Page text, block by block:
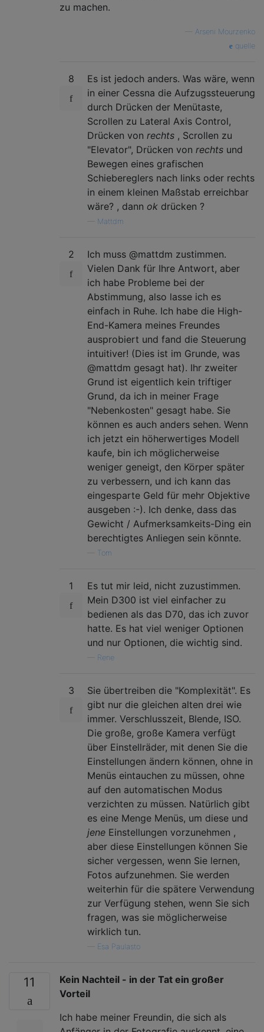
zu machen.
Arseni Mourzenko
quelle
8
Es ist jedoch anders. Was wäre, wenn
in einer Cessna die Aufzugssteuerung
durch Drücken der Menütaste,
Scrollen zu Lateral Axis Control,
Drücken von rechts , Scrollen zu
"Elevator", Drücken von rechts und
Bewegen eines grafischen
Schiebereglers nach links oder rechts
in einem kleinen Maßstab erreichbar
wäre? , dann ok drücken ?
Mattdm
2
Ich muss @mattdm zustimmen.
Vielen Dank für Ihre Antwort, aber
ich habe Probleme bei der
Abstimmung, also lasse ich es
einfach in Ruhe. Ich habe die High-
End-Kamera meines Freundes
ausprobiert und fand die Steuerung
intuitiver! (Dies ist im Grunde, was
@mattdm gesagt hat). Ihr zweiter
Grund ist eigentlich kein triftiger
Grund, da ich in meiner Frage
"Nebenkosten" gesagt habe. Sie
können es auch anders sehen. Wenn
ich jetzt ein höherwertiges Modell
kaufe, bin ich möglicherweise
weniger geneigt, den Körper später
zu verbessern, und ich kann das
eingesparte Geld für mehr Objektive
ausgeben :-). Ich denke, dass das
Gewicht / Aufmerksamkeits-Ding ein
berechtigtes Anliegen sein könnte.
Tom
1
Es tut mir leid, nicht zuzustimmen.
Mein D300 ist viel einfacher zu
bedienen als das D70, das ich zuvor
hatte. Es hat viel weniger Optionen
und nur Optionen, die wichtig sind.
Rene
3
Sie übertreiben die "Komplexität". Es
gibt nur die gleichen alten drei wie
immer. Verschlusszeit, Blende, ISO.
Die große, große Kamera verfügt
über Einstellräder, mit denen Sie die
Einstellungen ändern können, ohne in
Menüs eintauchen zu müssen, ohne
auf den automatischen Modus
verzichten zu müssen. Natürlich gibt
es eine Menge Menüs, um diese und
jene Einstellungen vorzunehmen ,
aber diese Einstellungen können Sie
sicher vergessen, wenn Sie lernen,
Fotos aufzunehmen. Sie werden
weiterhin für die spätere Verwendung
zur Verfügung stehen, wenn Sie sich
fragen, was sie möglicherweise
wirklich tun.
Esa Paulasto
11
Kein Nachteil - in der Tat ein großer
Vorteil
Ich habe meiner Freundin, die sich als